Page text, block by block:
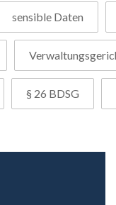
sensible Daten
§ 26 BDSG